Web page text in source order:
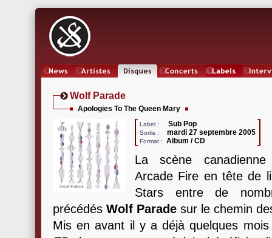
Wolf Parade
Apologies To The Queen Mary
Label : Sub Pop
Sortie : mardi 27 septembre 2005
Format : Album / CD
La scène
Arcade Fire en tête de
Stars entre de
précédés Wolf Parade sur le chemin
Mis en avant il y a déjà quelques